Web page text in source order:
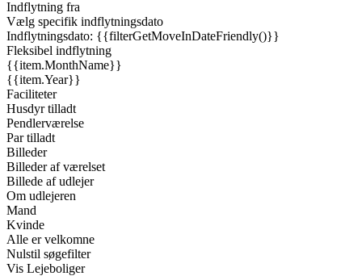
Indflytning fra
Vælg specifik indflytningsdato
Indflytningsdato: {{filterGetMoveInDateFriendly()}}
Fleksibel indflytning
{{item.MonthName}}
{{item.Year}}
Faciliteter
Husdyr tilladt
Pendlerværelse
Par tilladt
Billeder
Billeder af værelset
Billede af udlejer
Om udlejeren
Mand
Kvinde
Alle er velkomne
Nulstil søgefilter
Vis Lejeboliger